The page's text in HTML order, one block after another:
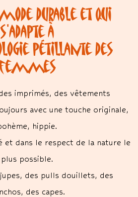
durable et qui
s'adapte à
pétillante des
imprimés, des vêtements
avec une touche originale,
hippie.
et dans le respect de la nature le
plus possible.
des pulls douillets, des
des capes.